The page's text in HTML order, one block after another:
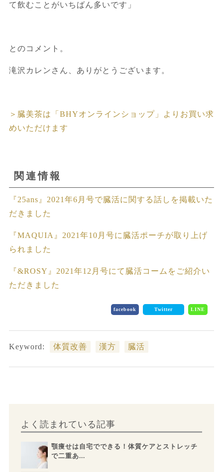
て飲むことがいちばん多いです」
とのコメント。
滝沢カレンさん、ありがとうございます。
＞臓美茶は「BHYオンラインショップ」よりお買い求
めいただけます
関連情報
『25ans』2021年6月号で臓活に関する話しを掲載いた
だきました
『MAQUIA』2021年10月号に臓活ポーチが取り上げ
られました
『&ROSY』2021年12月号にて臓活コームをご紹介い
ただきました
facebook Twitter LINE
Keyword: 体質改善 漢方 臓活
よく読まれている記事
顎痩せは自宅でできる！体質ケアとストレッチ
で二重あ...